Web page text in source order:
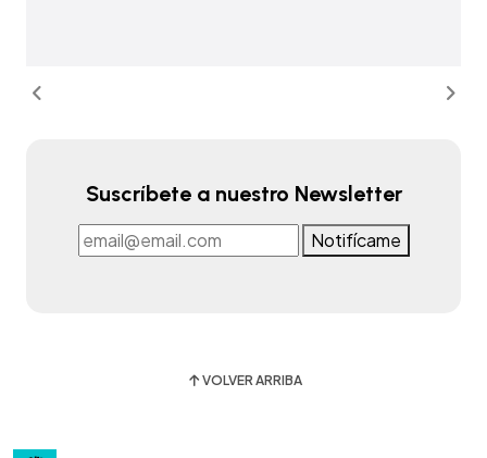
Suscríbete a nuestro Newsletter
Notifícame
VOLVER ARRIBA